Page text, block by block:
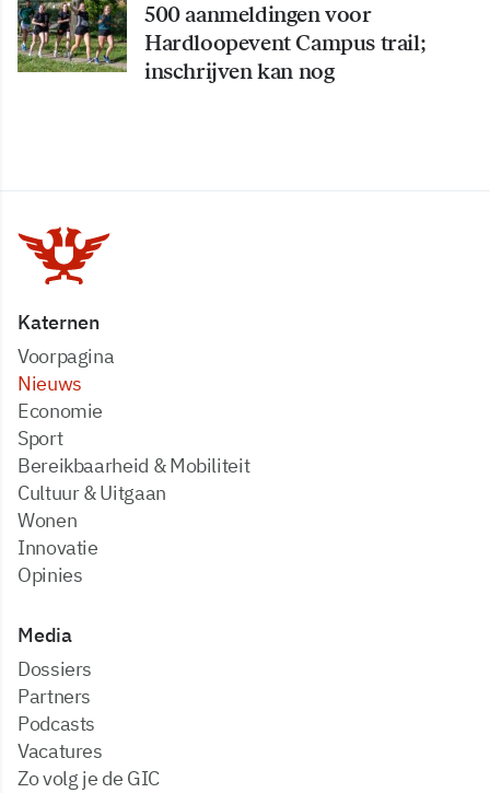
500 aanmeldingen voor
Hardloopevent Campus trail;
inschrijven kan nog
Katernen
Voorpagina
Nieuws
Economie
Sport
Bereikbaarheid & Mobiliteit
Cultuur & Uitgaan
Wonen
Innovatie
Opinies
Media
dossiers
partners
podcasts
vacatures
zo volg je de GIC